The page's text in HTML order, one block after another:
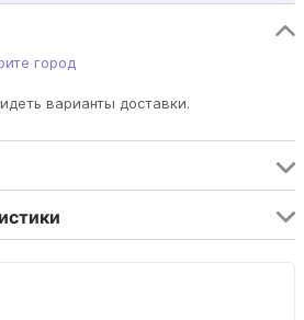
город
варианты доставки.